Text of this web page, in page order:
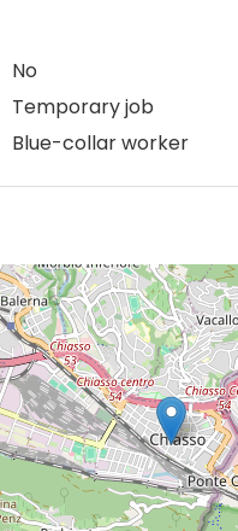
No
Temporary job
Blue-collar worker